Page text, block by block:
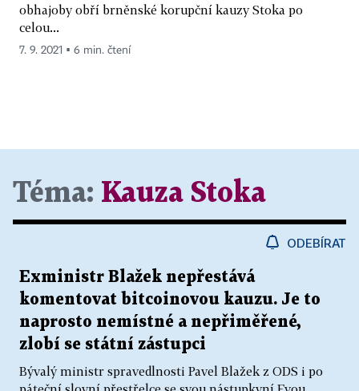
obhajoby obří brněnské korupční kauzy Stoka po
celou...
7. 9. 2021 ▪ 6 min. čtení
Téma: Kauza Stoka
ODEBÍRAT
Exministr Blažek nepřestává
komentovat bitcoinovou kauzu. Je to
naprosto nemístné a nepřiměřené,
zlobí se státní zástupci
Bývalý ministr spravedlnosti Pavel Blažek z ODS i po